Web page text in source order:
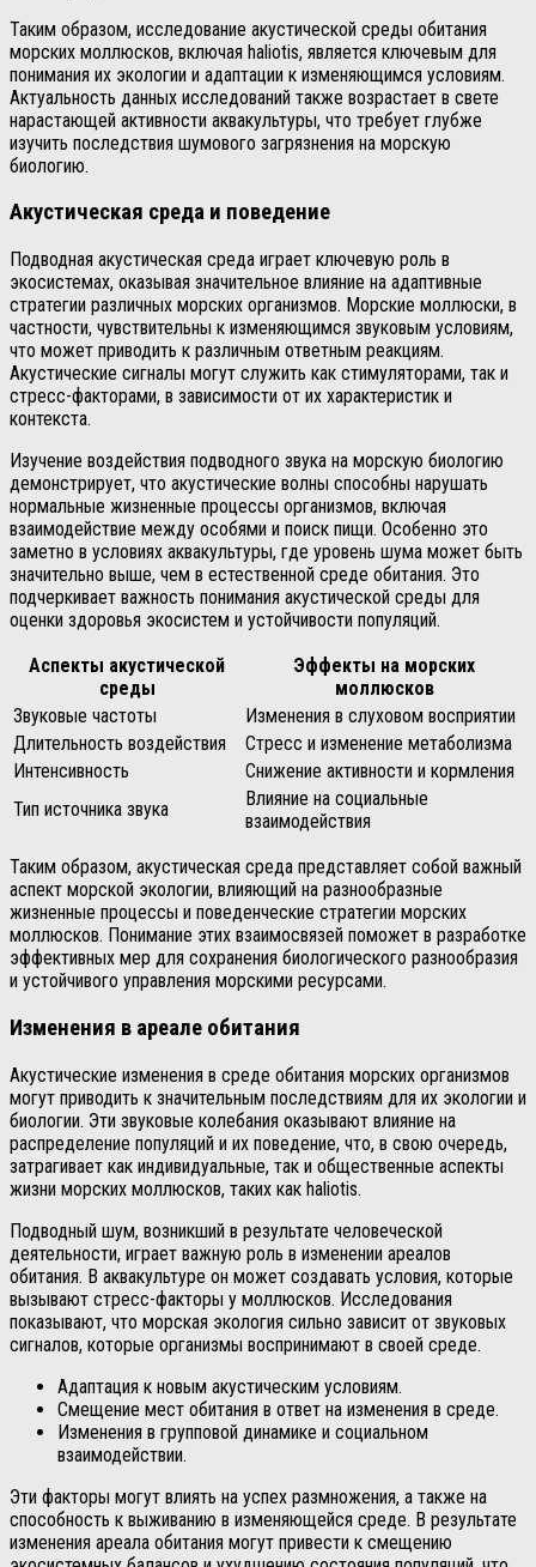
Таким образом, исследование акустической среды обитания
морских моллюсков, включая haliotis, является ключевым для
понимания их экологии и адаптации к изменяющимся условиям.
Актуальность данных исследований также возрастает в свете
нарастающей активности аквакультуры, что требует глубже
изучить последствия шумового загрязнения на морскую
биологию.
Акустическая среда и поведение
Подводная акустическая среда играет ключевую роль в
экосистемах, оказывая значительное влияние на адаптивные
стратегии различных морских организмов. Морские моллюски, в
частности, чувствительны к изменяющимся звуковым условиям,
что может приводить к различным ответным реакциям.
Акустические сигналы могут служить как стимуляторами, так и
стресс-факторами, в зависимости от их характеристик и
контекста.
Изучение воздействия подводного звука на морскую биологию
демонстрирует, что акустические волны способны нарушать
нормальные жизненные процессы организмов, включая
взаимодействие между особями и поиск пищи. Особенно это
заметно в условиях аквакультуры, где уровень шума может быть
значительно выше, чем в естественной среде обитания. Это
подчеркивает важность понимания акустической среды для
оценки здоровья экосистем и устойчивости популяций.
Аспекты акустической
среды
Эффекты на морских
моллюсков
Звуковые частоты
Изменения в слуховом восприятии
Длительность воздействия
Стресс и изменение метаболизма
Интенсивность
Снижение активности и кормления
Тип источника звука
Влияние на социальные
взаимодействия
Таким образом, акустическая среда представляет собой важный
аспект морской экологии, влияющий на разнообразные
жизненные процессы и поведенческие стратегии морских
моллюсков. Понимание этих взаимосвязей поможет в разработке
эффективных мер для сохранения биологического разнообразия
и устойчивого управления морскими ресурсами.
Изменения в ареале обитания
Акустические изменения в среде обитания морских организмов
могут приводить к значительным последствиям для их экологии и
биологии. Эти звуковые колебания оказывают влияние на
распределение популяций и их поведение, что, в свою очередь,
затрагивает как индивидуальные, так и общественные аспекты
жизни морских моллюсков, таких как haliotis.
Подводный шум, возникший в результате человеческой
деятельности, играет важную роль в изменении ареалов
обитания. В аквакультуре он может создавать условия, которые
вызывают стресс-факторы у моллюсков. Исследования
показывают, что морская экология сильно зависит от звуковых
сигналов, которые организмы воспринимают в своей среде.
Адаптация к новым акустическим условиям.
Смещение мест обитания в ответ на изменения в среде.
Изменения в групповой динамике и социальном
взаимодействии.
Эти факторы могут влиять на успех размножения, а также на
способность к выживанию в изменяющейся среде. В результате
изменения ареала обитания могут привести к смещению